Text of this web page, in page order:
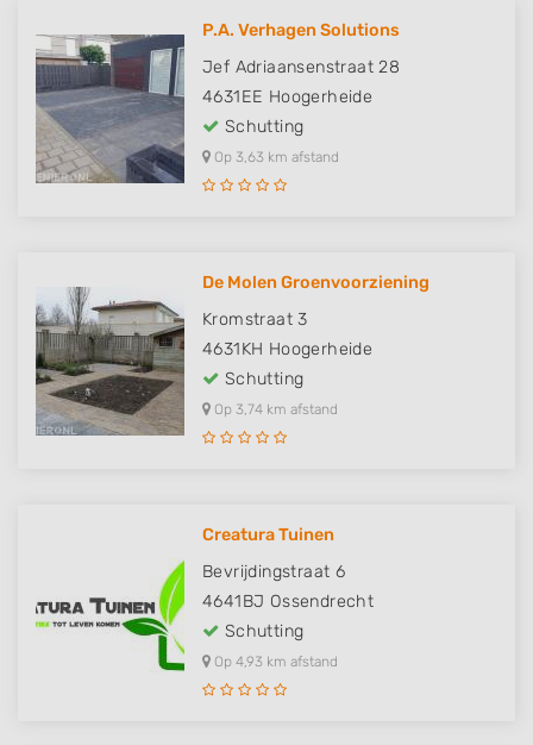
P.A. Verhagen Solutions
Jef Adriaansenstraat 28
4631EE Hoogerheide
Schutting
Op 3,63 km afstand
De Molen Groenvoorziening
Kromstraat 3
4631KH Hoogerheide
Schutting
Op 3,74 km afstand
Creatura Tuinen
Bevrijdingstraat 6
4641BJ Ossendrecht
Schutting
Op 4,93 km afstand